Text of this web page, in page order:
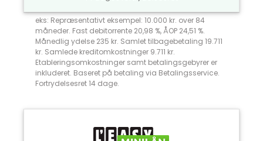
eks: Repræsentativt eksempel: 10.000 kr. over 84
måneder. Fast debitorrente 20,98 %, ÅOP 24,51 %.
Månedlig ydelse 235 kr. Samlet tilbagebetaling 19.711
kr. Samlede kreditomkostninger 9.711 kr.
Etableringsomkostninger samt betalingsgebyrer er
inkluderet. Baseret på betaling via Betalingsservice.
Fortrydelsesret 14 dage.